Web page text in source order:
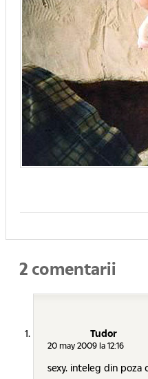
2 comentarii
Tudor
20 may 2009 la 12:16
sexy. inteleg din poza